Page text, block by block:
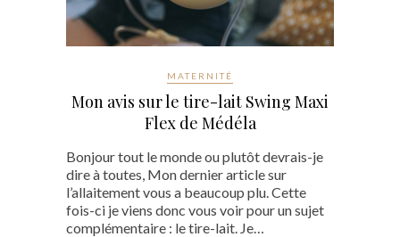
MATERNITÉ
Mon avis sur le tire-lait Swing Maxi
Flex de Médéla
Bonjour tout le monde ou plutôt devrais-je
dire à toutes, Mon dernier article sur
l’allaitement vous a beaucoup plu. Cette
fois-ci je viens donc vous voir pour un sujet
complémentaire : le tire-lait. Je…